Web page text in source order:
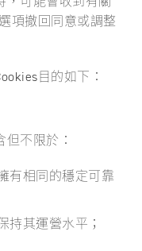
項撤回同意或調整
目的如下：
不限於：
有相同的穩定可靠
持其運營水平；